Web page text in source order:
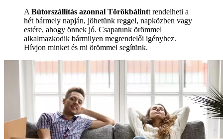
A Bútorszállítás azonnal Törökbálintt rendelheti a
hét bármely napján, jöhetünk reggel, napközben vagy
estére, ahogy önnek jó. Csapatunk örömmel
alkalmazkodik bármilyen megrendelői igényhez.
Hívjon minket és mi örömmel segítünk.